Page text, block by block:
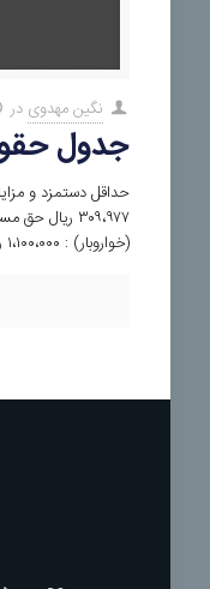
نگین مهدوی در
جدول
(خواروبار) : ۱،۱۰۰،۰۰۰ ریال حق اولاد به ازای […]